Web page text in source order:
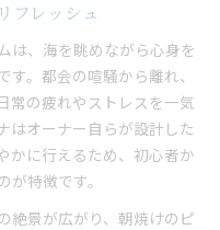
フレッシュ
は、海を眺めながら心身を
。都会の喧騒から離れ、
常の疲れやストレスを一気
はオーナー自らが設計した
かに行えるため、初心者か
特徴です。
絶景が広がり、朝焼けのピ